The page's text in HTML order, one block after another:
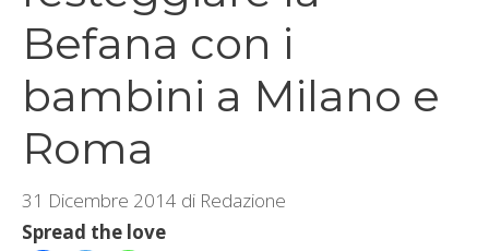
Befana con i
bambini a Milano e
Roma
31 Dicembre 2014 di Redazione
Spread the love